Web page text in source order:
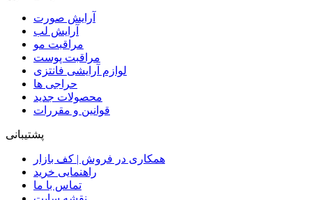
آرایش صورت
آرایش لب
مراقبت مو
مراقبت پوست
لوازم آرایشی فانتزی
حراجی ها
محصولات جدید
قوانین و مقررات
پشتیبانی
همکاری در فروش | کف بازار
راهنمایی خرید
تماس با ما